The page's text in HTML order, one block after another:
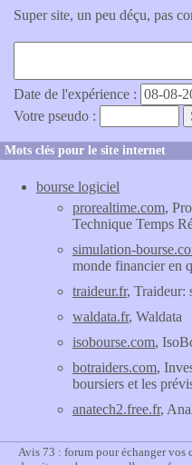
Super site, un peu déçu, pas
Date de l'expérience :
Votre pseudo :
Mots clés pour le site internet
bourse logiciel
prorealtime.com,
Technique Temps
simulation-
monde financier en
traideur.fr, Traideur:
waldata.fr, Waldata
isobourse.com,
botraiders.com,
boursiers et les
anatech2.free.fr,
Avis 73 : forum pour échanger vos